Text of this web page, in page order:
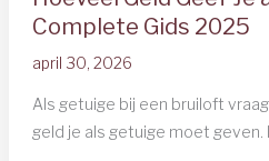
Complete Gids 2025
april 30, 2026
Als getuige bij een bruiloft
geld je als getuige moet geven.